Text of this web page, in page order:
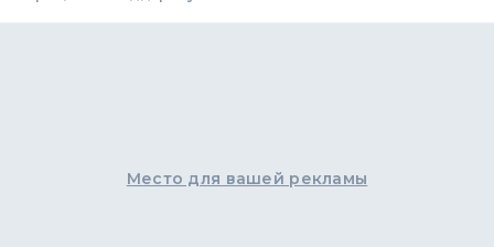
Место для вашей рекламы